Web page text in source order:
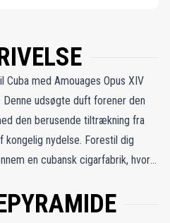
med Amouages Opus XIV
Denne udsøgte duft forener den
den berusende tiltrækning fra
kongelig nydelse. Forestil dig
en cubansk cigar­fabrik, hvor
i luften. Skabt af parfumeur
komposition med